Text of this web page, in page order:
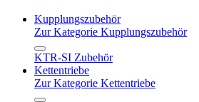
Kupplungszubehör
Zur Kategorie Kupplungszubehör
KTR-SI Zubehör
Kettentriebe
Zur Kategorie Kettentriebe